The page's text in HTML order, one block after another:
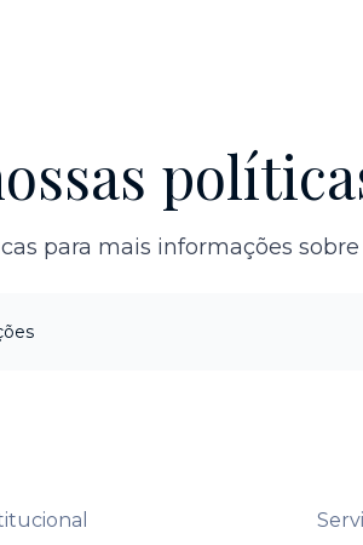
para mais informações